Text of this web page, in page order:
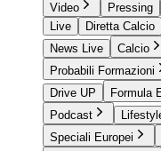
Video Pressing
Live
Diretta Calcio
News Live
Calcio
Probabili Formazioni
Drive UP
Formula
Podcast
Speciali Europei